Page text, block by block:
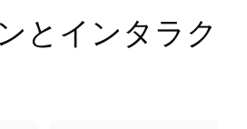
とインタラク